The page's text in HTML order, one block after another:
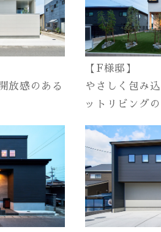
放感のある
【F様邸】
やさしく包み
ットリビング